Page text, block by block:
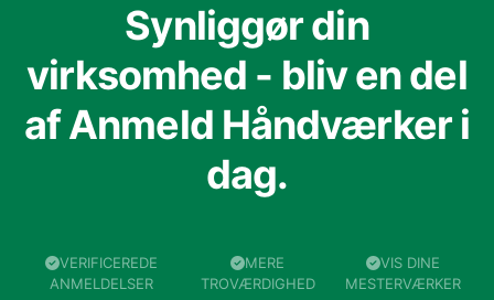
Synliggør din
virksomhed - bliv en del
af Anmeld Håndværker i
dag.
VERIFICEREDE
ANMELDELSER
MERE
TROVÆRDIGHED
VIS DINE
MESTERVÆRKER